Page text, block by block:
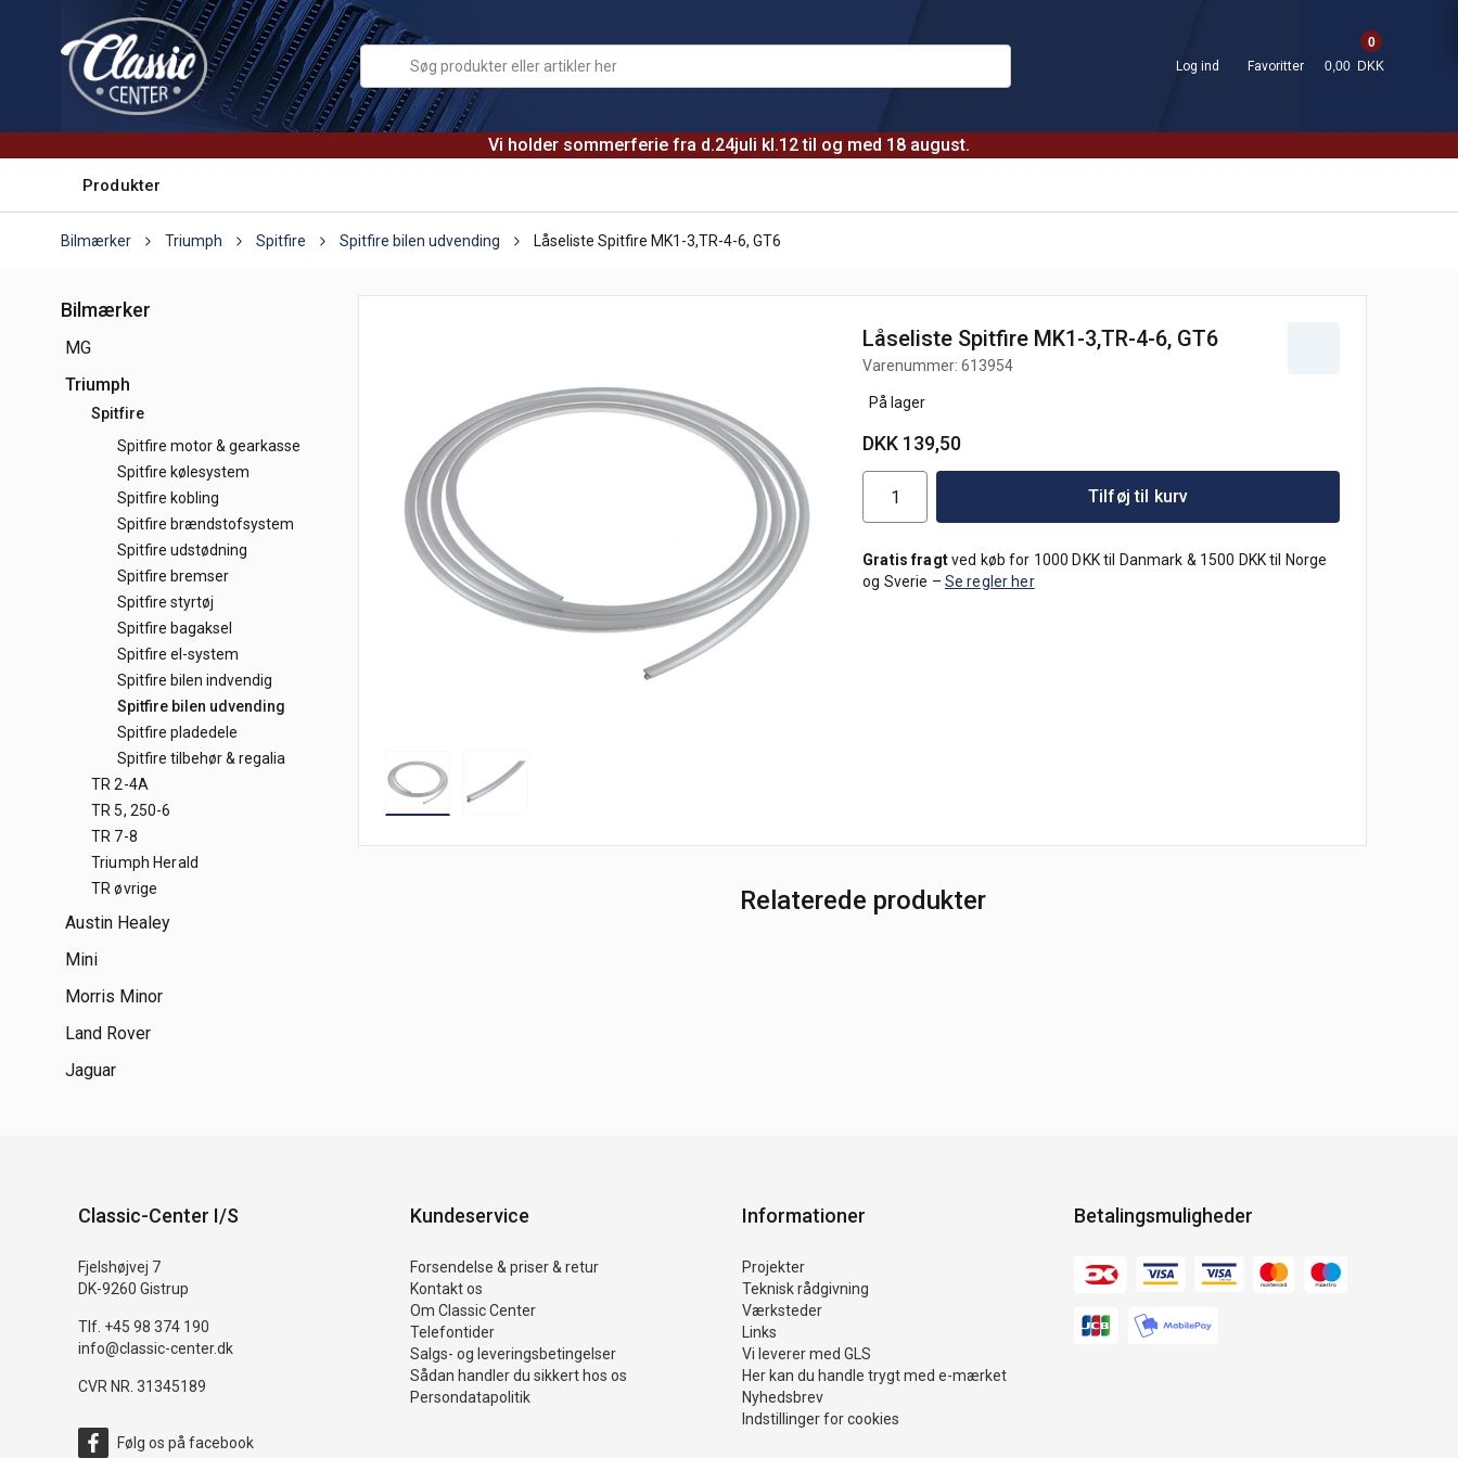
Vi holder sommerferie fra d.24juli kl.12 til og med 18 august.
Log ind Favoritter
0
0,00 DKK
Produkter
Bilmærker Triumph Spitfire Spitfire bilen udvending Låseliste Spitfire MK1-3,TR-4-6, GT6
Bilmærker
MG
Triumph
Spitfire
Spitfire motor & gearkasse
Spitfire kølesystem
Spitfire kobling
Spitfire brændstofsystem
Spitfire udstødning
Spitfire bremser
Spitfire styrtøj
Spitfire bagaksel
Spitfire el-system
Spitfire bilen indvendig
Spitfire bilen udvending
Spitfire pladedele
Spitfire tilbehør & regalia
TR 2-4A
TR 5, 250-6
TR 7-8
Triumph Herald
TR øvrige
Austin Healey
Mini
Morris Minor
Land Rover
Jaguar
Låseliste Spitfire MK1-3,TR-4-6, GT6
Varenummer:613954
På lager
DKK 139,50
Tilføj til kurv
Gratis fragtved køb for 1000 DKK til Danmark & 1500 DKK til Norge
og Sverie – Se regler her
Relaterede produkter
Classic-Center I/S
Fjelshøjvej 7
DK-9260 Gistrup
Tlf. +45 98 374 190
info@classic-center.dk
CVR NR. 31345189
Følg os på facebook
Kundeservice
Forsendelse & priser & retur
Kontakt os
Om Classic Center
Telefontider
Salgs- og leveringsbetingelser
Sådan handler du sikkert hos os
Persondatapolitik
Informationer
Projekter
Teknisk rådgivning
Værksteder
Links
Vi leverer med GLS
Her kan du handle trygt med e-mærket
Nyhedsbrev
Indstillinger for cookies
Betalingsmuligheder